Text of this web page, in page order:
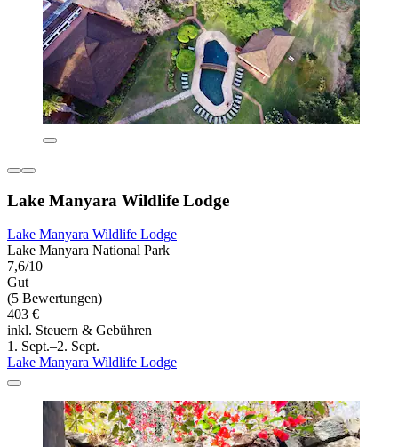
Lake Manyara Wildlife Lodge
Lake Manyara Wildlife Lodge
Lake Manyara National Park
7,6/10
Gut
(5 Bewertungen)
403 €
inkl. Steuern & Gebühren
1. Sept.–2. Sept.
Lake Manyara Wildlife Lodge